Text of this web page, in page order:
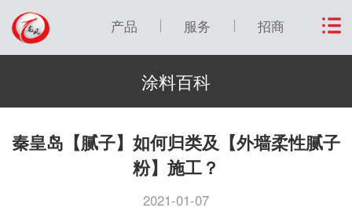
产品 服务 招商
涂料百科
秦皇岛【腻子】如何归类及【外墙柔性腻子
粉】施工？
2021-01-07